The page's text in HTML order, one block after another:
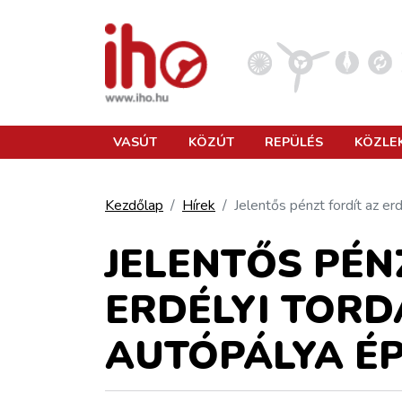
KÖZLEKEDÉSFEJLESZTÉS
ELLÁTÁSI LÁNC
VASÚT KÖZÚT REPÜLÉS
Kezdőlap Hírek Jelentős pénzt fordít az
JELENTŐS
ERDÉLYI
AUTÓPÁLYA